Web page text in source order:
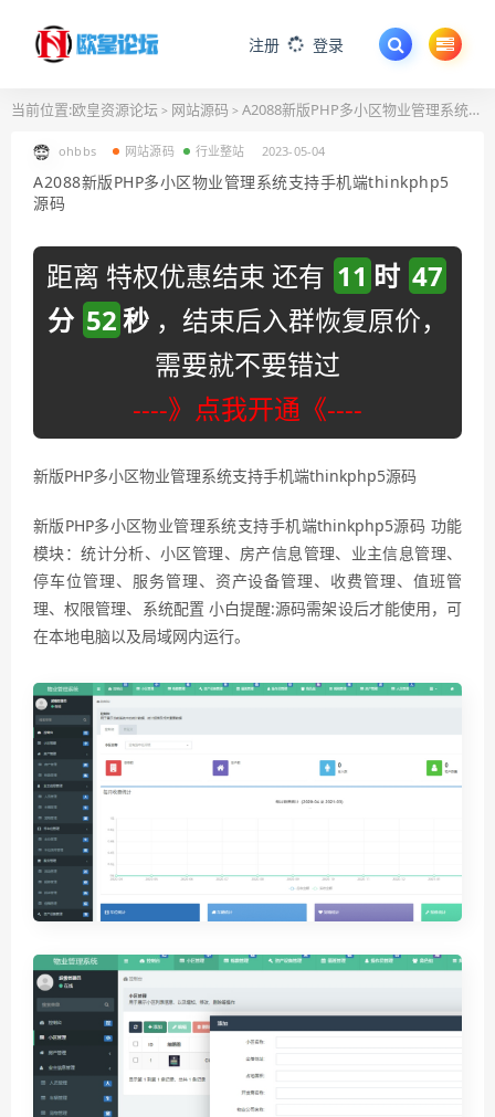
注册 登录
当前位置:欧皇资源论坛 > 网站源码 > A2088新版PHP多小区物业管理系统支持手机端thinkphp5源码
ohbbs 网站源码 行业整站 2023-05-04
A2088新版PHP多小区物业管理系统支持手机端thinkphp5
源码
距离 特权优惠结束 还有 11 时 47
分 51秒 ，结束后入群恢复原价，
需要就不要错过
----》点我开通《----
新版PHP多小区物业管理系统支持手机端thinkphp5源码
新版PHP多小区物业管理系统支持手机端thinkphp5源码 功能
模块：统计分析、小区管理、房产信息管理、业主信息管理、
停车位管理、服务管理、资产设备管理、收费管理、值班管
理、权限管理、系统配置 小白提醒:源码需架设后才能使用，可
在本地电脑以及局域网内运行。